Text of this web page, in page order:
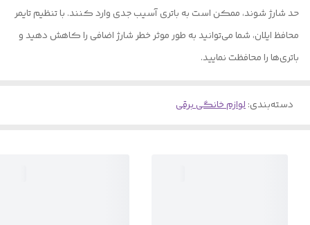
حد شارژ شوند، ممکن است به باتری آسیب جدی وارد کنند. با تنظیم تایمر
محافظ ایلان، شما می‌توانید به طور موثر خطر شارژ اضافی را کاهش دهید و
باتری‌ها را محافظت نمایید.
دسته‌بندی:لوازم خانگی برقی